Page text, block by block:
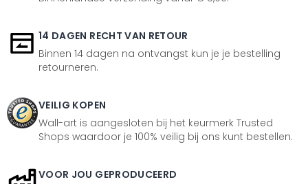
14 DAGEN RECHT VAN RETOUR
Binnen 14 dagen na ontvangst kun je je bestelling
retourneren.
VEILIG KOPEN
Wall-art is aangesloten bij het keurmerk Trusted
Shops waardoor je 100% veilig bij ons kunt bestellen.
VOOR JOU GEPRODUCEERD